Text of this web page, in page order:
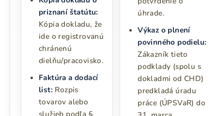
priznaní štatútu:
Kópia dokladu, že
ide o registrovanú
chránenú
dielňu/pracovisko.
Faktúra a dodací
list: Rozpis
tovarov alebo
služieb podľa §
úhrade.
Výkaz o plnení
povinného podielu:
Zákazník tieto
podklady (spolu s
dokladmi od CHD)
predkladá úradu
práce (ÚPSVaR) do